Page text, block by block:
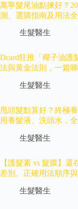
萬寧髮尾油點揀好？
測、選購指南及用法
生髮醫生
Dcard狂推「椰子油護
法與黃金法則，一篇
生髮醫生
甩頭髮點算好？終極
用養髮液、洗頭水，
生髮醫生
【護髮素 vs 髮膜】
差別、正確用法順序
生髮醫生